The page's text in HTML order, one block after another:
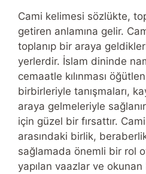
Cami kelimesi sözlükte,
getiren anlamına gelir.
toplanıp bir araya
yerlerdir. İslam dininde
cemaatle kılınması
birbirleriyle tanışmaları,
araya gelmeleriyle
için güzel bir fırsattır.
arasındaki birlik,
sağlamada önemli bir rol
yapılan vaazlar ve